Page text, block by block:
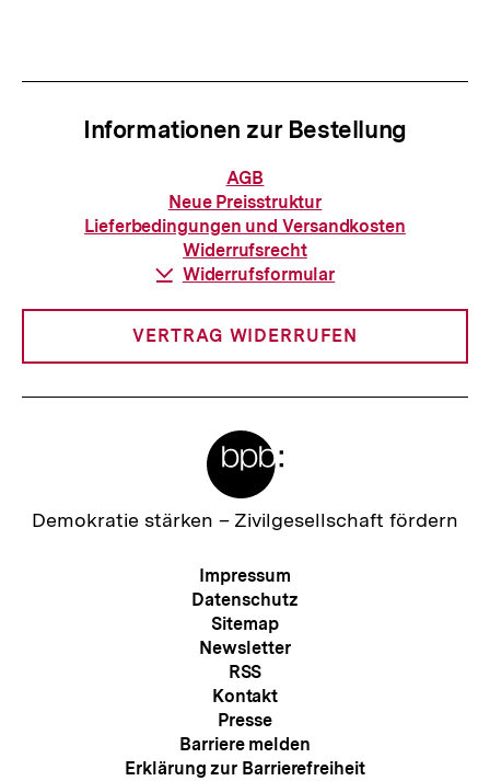
Informationen zur Bestellung
Informationen
zur
Bestellung
AGB
Neue Preisstruktur
Lieferbedingungen und Versandkosten
Widerrufsrecht
Download-
Widerrufsformular
VERTRAG WIDERRUFEN
Zur
Demokratie stärken – Zivilgesellschaft fördern
Meta-
Navigation
Impressum
Datenschutz
Sitemap
Newsletter
RSS
Kontakt
Presse
Barriere melden
Erklärung zur Barrierefreiheit